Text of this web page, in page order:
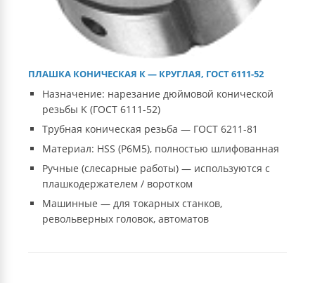
ПЛАШКА КОНИЧЕСКАЯ К — КРУГЛАЯ, ГОСТ 6111-52
Назначение: нарезание дюймовой конической
резьбы K (ГОСТ 6111-52)
Трубная коническая резьба — ГОСТ 6211-81
Материал: HSS (Р6М5), полностью шлифованная
Ручные (слесарные работы) — используются с
плашкодержателем / воротком
Машинные — для токарных станков,
револьверных головок, автоматов